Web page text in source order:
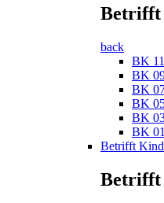
Betrifft
back
BK
BK
BK
BK
BK
BK
Betrifft
Betrifft